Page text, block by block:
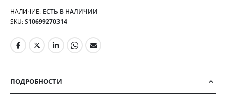
НАЛИЧИЕ: ЕСТЬ В НАЛИЧИИ
SKU S10699270314
ПОДРОБНОСТИ